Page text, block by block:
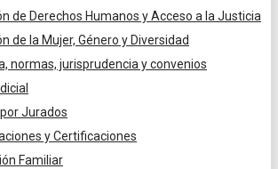
de Derechos Humanos y Acceso a la Justicia
de la Mujer, Género y Diversidad
normas, jurisprudencia y convenios
Jurados
y Certificaciones
Familiar